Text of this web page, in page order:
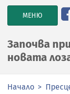
TOGGLE
NAVIGATION
МЕНЮ
Започва
новата
Начало